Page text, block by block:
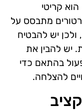
קריטי
מתבסס על
יש להבטיח
להבין את
בהתאם כדי
להצלחה.